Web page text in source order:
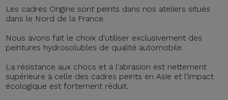
Les cadres Origine sont peints dans nos ateliers situés
dans le Nord de la France.
Nous avons fait le choix d'utiliser exclusivement des
peintures hydrosolubles de qualité automobile.
La résistance aux chocs et à l'abrasion est nettement
supérieure à celle des cadres peints en Asie et l'impact
écologique est fortement réduit.